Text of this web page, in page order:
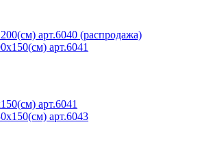
арт.6040 (распродажа)
арт.6041